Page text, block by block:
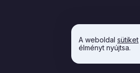
A weboldal sütiket
élményt nyújtsa.